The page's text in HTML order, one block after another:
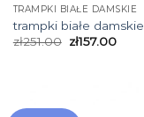
TRAMPKI BIAŁE DAMSKIE
trampki białe damskie
zł251.00 zł157.00